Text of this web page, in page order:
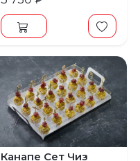
Канапе Сет Чиз